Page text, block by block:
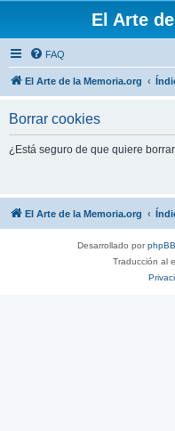
El Arte
FAQ
El Arte de la Memoria.org
Borrar cookies
¿Está seguro de que quiere
El Arte de la Memoria.org
Desarrollado porphpBB
Traducción al